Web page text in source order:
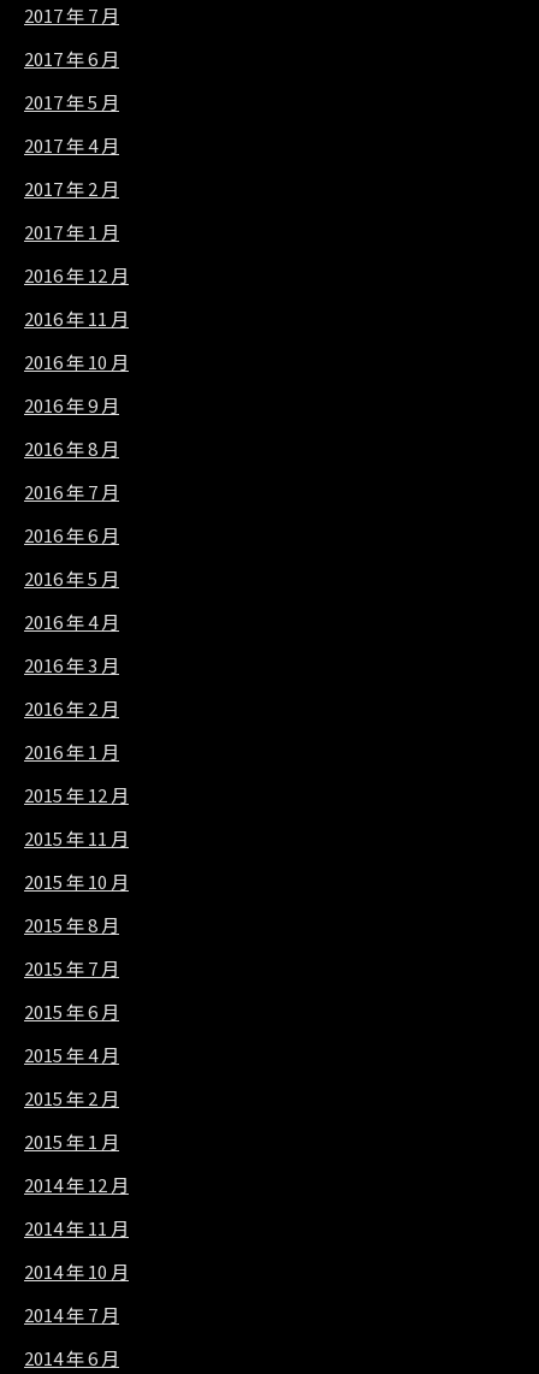
2017 年 7 月
2017 年 6 月
2017 年 5 月
2017 年 4 月
2017 年 2 月
2017 年 1 月
2016 年 12 月
2016 年 11 月
2016 年 10 月
2016 年 9 月
2016 年 8 月
2016 年 7 月
2016 年 6 月
2016 年 5 月
2016 年 4 月
2016 年 3 月
2016 年 2 月
2016 年 1 月
2015 年 12 月
2015 年 11 月
2015 年 10 月
2015 年 8 月
2015 年 7 月
2015 年 6 月
2015 年 4 月
2015 年 2 月
2015 年 1 月
2014 年 12 月
2014 年 11 月
2014 年 10 月
2014 年 7 月
2014 年 6 月